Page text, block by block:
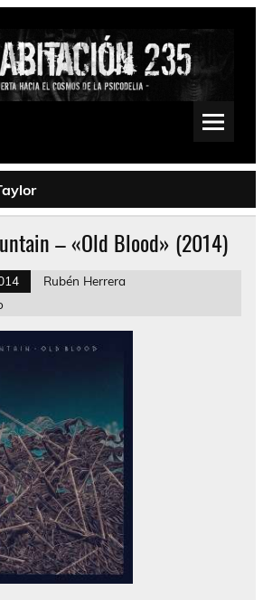
Doom, Sludge, Fuzz, Space, Drone
– «Old Blood» (2014)
Rubén Herrera